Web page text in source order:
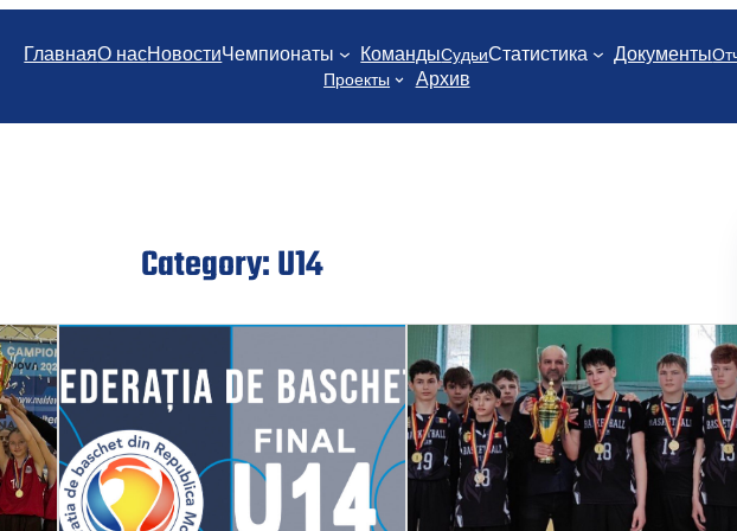
ГлавнаяО насНовостиЧемпионаты КомандыСудьиСтатистика Документы
Проекты
Архив
Category:U14